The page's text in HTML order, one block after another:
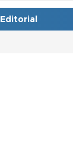
Editorial